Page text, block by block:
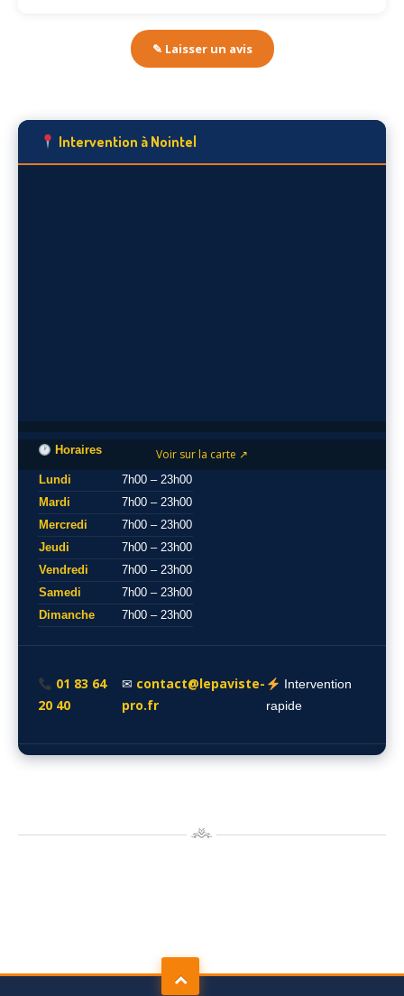
✎ Laisser un avis
Intervention à Nointel
Voir sur la carte ↗
Horaires
Lundi
7h00 – 23h00
Mardi
7h00 – 23h00
Mercredi
7h00 – 23h00
Jeudi
7h00 – 23h00
Vendredi
7h00 – 23h00
Samedi
7h00 – 23h00
Dimanche
7h00 – 23h00
01 83 64
20 40
✉ contact@lepaviste-
pro.fr
Intervention
rapide